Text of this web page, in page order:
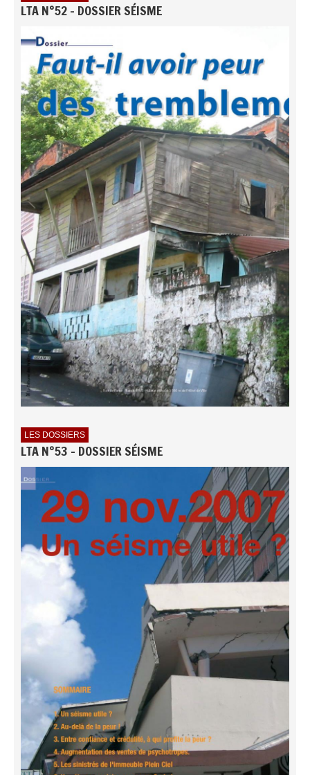
LTA N°52 - DOSSIER SÉISME
LES DOSSIERS
LTA N°53 - DOSSIER SÉISME